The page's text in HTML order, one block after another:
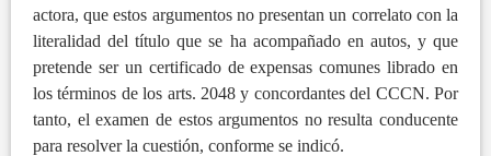
actora, que estos argumentos no presentan un correlato con la
literalidad del título que se ha acompañado en autos, y que
pretende ser un certificado de expensas comunes librado en
los términos de los arts. 2048 y concordantes del CCCN. Por
tanto, el examen de estos argumentos no resulta conducente
para resolver la cuestión, conforme se indicó.